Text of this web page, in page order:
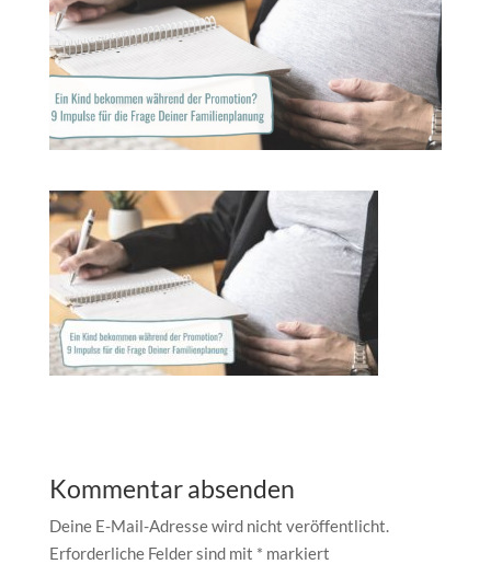
Kommentar absenden
Deine E-Mail-Adresse wird nicht veröffentlicht.
Erforderliche Felder sind mit * markiert